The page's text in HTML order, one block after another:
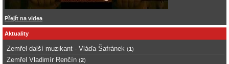
Přejít na videa
Aktuality
Zemřel další muzikant - Vláďa Šafránek (1)
Zemřel Vladimír Renčín (2)